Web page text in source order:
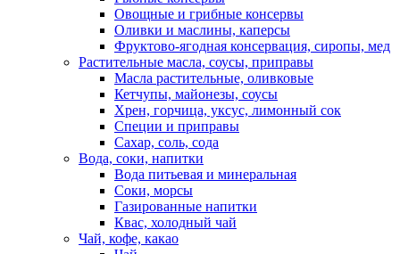
Овощные и грибные консервы
Оливки и маслины, каперсы
Фруктово-ягодная консервация, сиропы, мед
Растительные масла, соусы, приправы
Масла растительные, оливковые
Кетчупы, майонезы, соусы
Хрен, горчица, уксус, лимонный сок
Специи и приправы
Сахар, соль, сода
Вода, соки, напитки
Вода питьевая и минеральная
Соки, морсы
Газированные напитки
Квас, холодный чай
Чай, кофе, какао